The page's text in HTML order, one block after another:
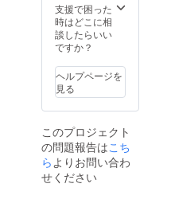
支援で困った
時はどこに相
談したらいい
ですか？
ヘルプページを
見る
このプロジェクト
の問題報告はこち
らよりお問い合わ
せください